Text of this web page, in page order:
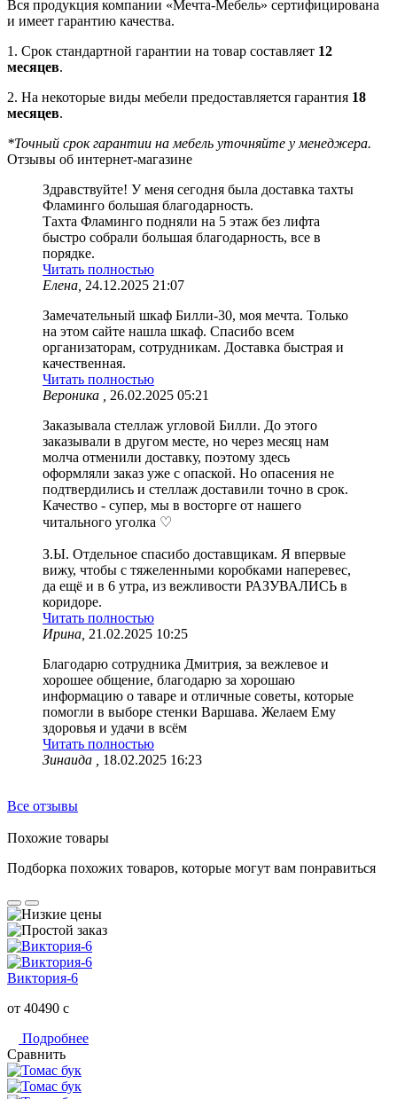
Вся продукция компании «Мечта-Мебель» сертифицирована
и имеет гарантию качества.
1. Срок стандартной гарантии на товар составляет 12
месяцев.
2. На некоторые виды мебели предоставляется гарантия 18
месяцев.
*Точный срок гарантии на мебель уточняйте у менеджера.
Отзывы об интернет-магазине
Здравствуйте! У меня сегодня была доставка тахты
Фламинго большая благодарность.
Тахта Фламинго подняли на 5 этаж без лифта
быстро собрали большая благодарность, все в
порядке.
Читать полностью
Елена, 24.12.2025 21:07
Замечательный шкаф Билли-30, моя мечта. Только
на этом сайте нашла шкаф. Спасибо всем
организаторам, сотрудникам. Доставка быстрая и
качественная.
Читать полностью
Вероника ,
26.02.2025 05:21
Заказывала стеллаж угловой Билли. До этого
заказывали в другом месте, но через месяц нам
молча отменили доставку, поэтому здесь
оформляли заказ уже с опаской. Но опасения не
подтвердились и стеллаж доставили точно в срок.
Качество - супер, мы в восторге от нашего
читального уголка ♡
З.Ы. Отдельное спасибо доставщикам. Я впервые
вижу, чтобы с тяжеленными коробками наперевес,
да ещё и в 6 утра, из вежливости РАЗУВАЛИСЬ в
коридоре.
Читать полностью
Ирина, 21.02.2025 10:25
Благодарю сотрудника Дмитрия, за вежлевое и
хорошее общение, благодарю за хорошаю
информацию о таваре и отличные советы, которые
помогли в выборе стенки Варшава. Желаем Ему
здоровья и удачи в всём
Читать полностью
Зинаида ,
18.02.2025 16:23
Все отзывы
Похожие товары
Подборка похожих товаров, которые могут вам понравиться
Виктория-6
от 40490 c
Подробнее
Сравнить